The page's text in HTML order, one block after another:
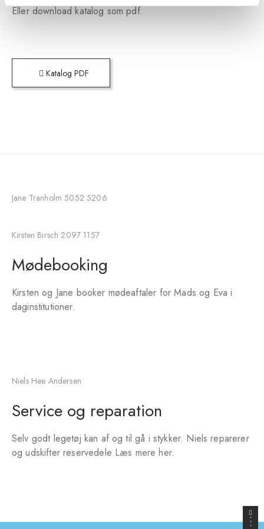
Eller download katalog som pdf.
Katalog PDF
Jane Tranholm 5052 5206
Kirsten Birsch 2097 1157
Mødebooking
Kirsten og Jane booker mødeaftaler for Mads og Eva i
daginstitutioner.
Niels Hee Andersen
Service og reparation
Selv godt legetøj kan af og til gå i stykker. Niels reparerer
og udskifter reservedele Læs mere her.